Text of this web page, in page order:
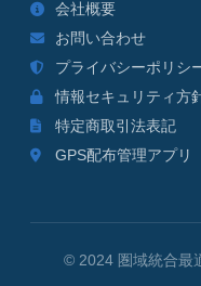
会社概要
お問い合わせ
プライバシーポリシ
情報セキュリティ方
特定商取引法表記
GPS配布管理アプリ
© 2024 圏域統合最